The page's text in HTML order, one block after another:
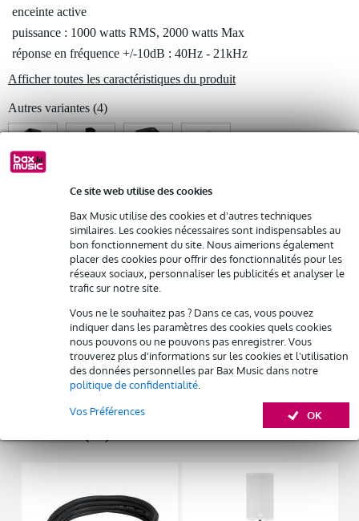
Ce site web utilise des cookies
Bax Music utilise des cookies et d'autres techniques
similaires. Les cookies nécessaires sont indispensables au
bon fonctionnement du site. Nous aimerions également
placer des cookies pour offrir des fonctionnalités pour les
réseaux sociaux, personnaliser les publicités et analyser le
trafic sur notre site.
Vous ne le souhaitez pas ? Dans ce cas, vous pouvez
indiquer dans les paramètres des cookies quels cookies
nous pouvons ou ne pouvons pas enregistrer. Vous
trouverez plus d'informations sur les cookies et l'utilisation
des données personnelles par Bax Music dans notre
politique de confidentialité
OK
Vos Préférences
2 500 €
Livraison à domicilegratuite
Résiliation possible du contrat après 4 mois
Possibilité d'acheter votre/vos produit(s) à un tarif réduit
Remplacement rapide par Bax Music en cas de défectuosité
Louez ce produit
enceinte active
puissance : 1000 watts RMS, 2000 watts Max
réponse en fréquence +/-10dB : 40Hz - 21kHz
Afficher toutes les caractéristiques du produit
Autres variantes (4)
Autres variantes (1)